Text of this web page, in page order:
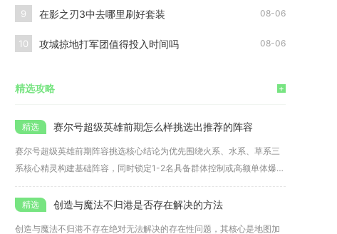
9 在影之刃3中去哪里刷好套装 08-06
10 攻城掠地打军团值得投入时间吗 08-06
精选攻略 +
赛尔号超级英雄前期怎么样挑选出推荐的阵容
赛尔号超级英雄前期阵容挑选核心结论为优先围绕火系、水系、草系三
系核心精灵构建基础阵容，同时锁定1-2名具备群体控制或高额单体爆发
的
创造与魔法不归港是否存在解决的方法
创造与魔法不归港不存在绝对无法解决的存在性问题，其核心是地图加